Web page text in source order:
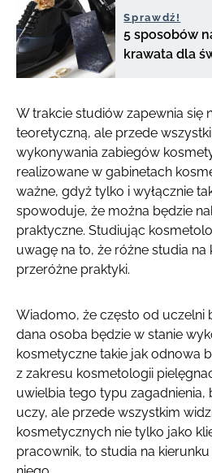
Sprawdź!
5 sposobów
krawata dla
W trakcie studiów zapewnia się
teoretyczną, ale przede
wykonywania zabiegów
realizowane w gabinetach
ważne, gdyż tylko i wyłącznie
spowoduje, że można będzie
praktyczne. Studiując
uwagę na to, że różne studia
przeróżne praktyki.
Wiadomo, że często od uczelni
dana osoba będzie w stanie
kosmetyczne takie jak odnowa
z zakresu kosmetologii
uwielbia tego typu zagadnienia,
uczy, ale przede wszystkim
kosmetycznych nie tylko jako
pracownik, to studia na